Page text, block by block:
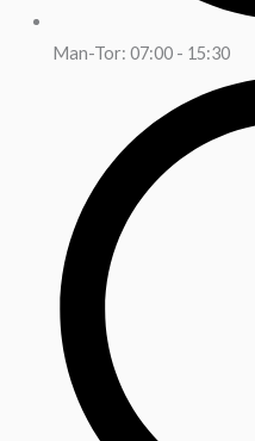
Man-Tor: 07:00 - 15:30